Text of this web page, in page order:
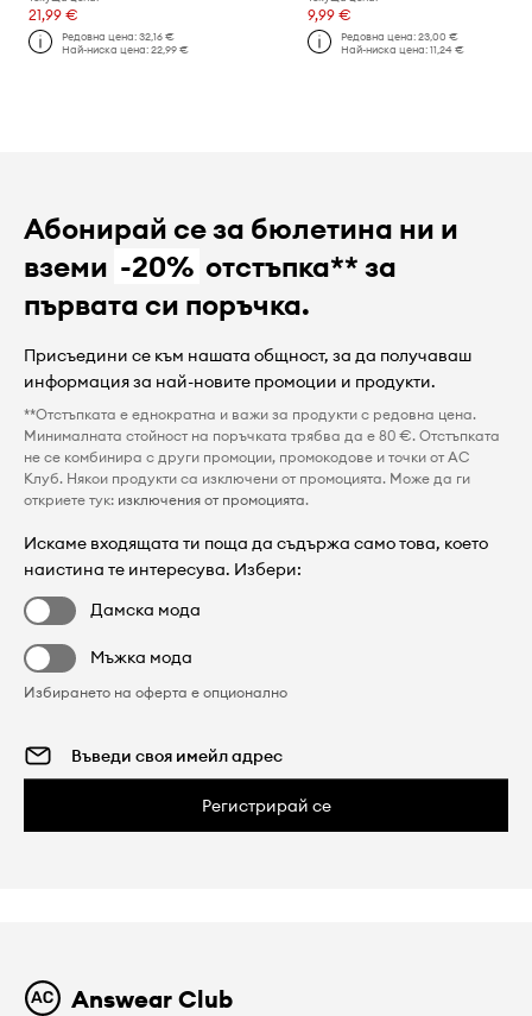
21,99 €
Редовна цена:32,16 €
Най-ниска цена:22,99 €
9,99 €
Редовна цена: 23,00 €
Най-ниска цена: 11,24 €
Абонирай се за бюлетина ни и
вземи -20% отстъпка** за
първата си поръчка.
Присъедини се към нашата общност, за да получаваш
информация за най-новите промоции и продукти.
**Отстъпката е еднократна и важи за продукти с редовна цена.
Минималната стойност на поръчката трябва да е 80 €. Отстъпката
не се комбинира с други промоции, промокодове и точки от AC
Клуб. Някои продукти са изключени от промоцията. Може да ги
откриете тук: изключения от промоцията.
Искаме входящата ти поща да съдържа само това, което
наистина те интересува. Избери:
Дамска мода
Мъжка мода
Избирането на оферта е опционално
Регистрирай се
Answear Club